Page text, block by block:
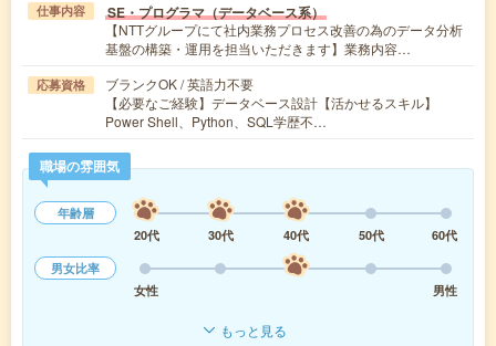
仕事内容 SE・プログラマ（データベース系）
【NTTグループにて社内業務プロセス改善の為のデータ分析
基盤の構築・運用を担当いただきます】業務内容…
応募資格
ブランクOK / 英語力不要
【必要なご経験】データベース設計【活かせるスキル】
Power Shell、Python、SQL学歴不…
職場の雰囲気
年齢層
20代
30代 40代 50代
60代
男女比率
女性
男性
もっと見る